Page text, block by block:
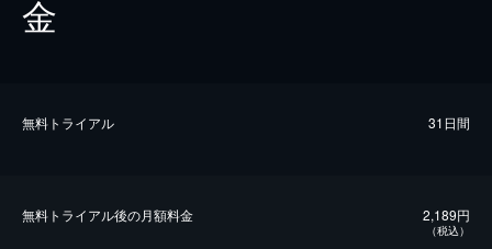
金
無料トライアル 31日間
無料トライアル後の⽉額料金 2,189円
（税込）